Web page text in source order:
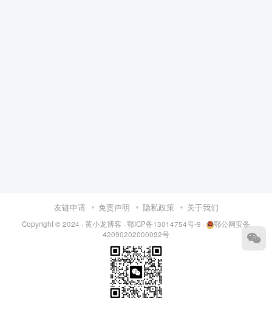
友链申请 免责声明 隐私政策 关于我们
Copyright © 2024 ·黄小龙博客 ·鄂ICP备13014754号-9 ·
鄂公网安备
42090202000092号